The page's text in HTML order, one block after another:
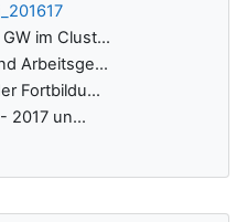
im Clust...
Arbeitsge...
Fortbildu...
2017 un...